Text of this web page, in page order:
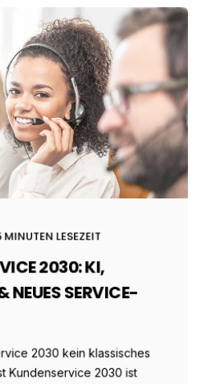
MINUTEN LESEZEIT
2030: KI,
NEUES SERVICE-
2030 kein klassisches
Kundenservice 2030 ist